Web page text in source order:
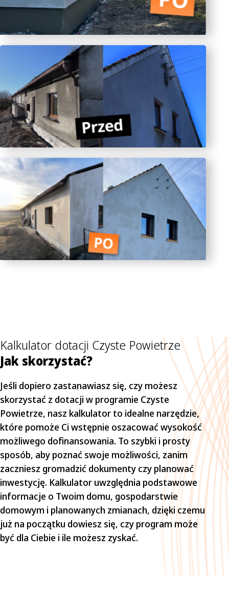
Kalkulator dotacji Czyste Powietrze
Jak skorzystać?
Jeśli dopiero zastanawiasz się, czy możesz
skorzystać z dotacji w programie Czyste
Powietrze, nasz kalkulator to idealne narzędzie,
które pomoże Ci wstępnie oszacować wysokość
możliwego dofinansowania. To szybki i prosty
sposób, aby poznać swoje możliwości, zanim
zaczniesz gromadzić dokumenty czy planować
inwestycję. Kalkulator uwzględnia podstawowe
informacje o Twoim domu, gospodarstwie
domowym i planowanych zmianach, dzięki czemu
już na początku dowiesz się, czy program może
być dla Ciebie i ile możesz zyskać.